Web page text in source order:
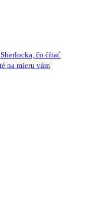
čo čítať
na mieru vám